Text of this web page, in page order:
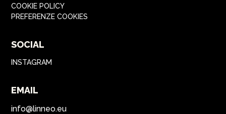
COOKIE POLICY
PREFERENZE COOKIES
SOCIAL
INSTAGRAM
EMAIL
info@linneo.eu